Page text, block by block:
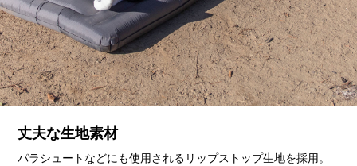
丈夫な生地素材
パラシュートなどにも使用されるリップストップ生地を採用。